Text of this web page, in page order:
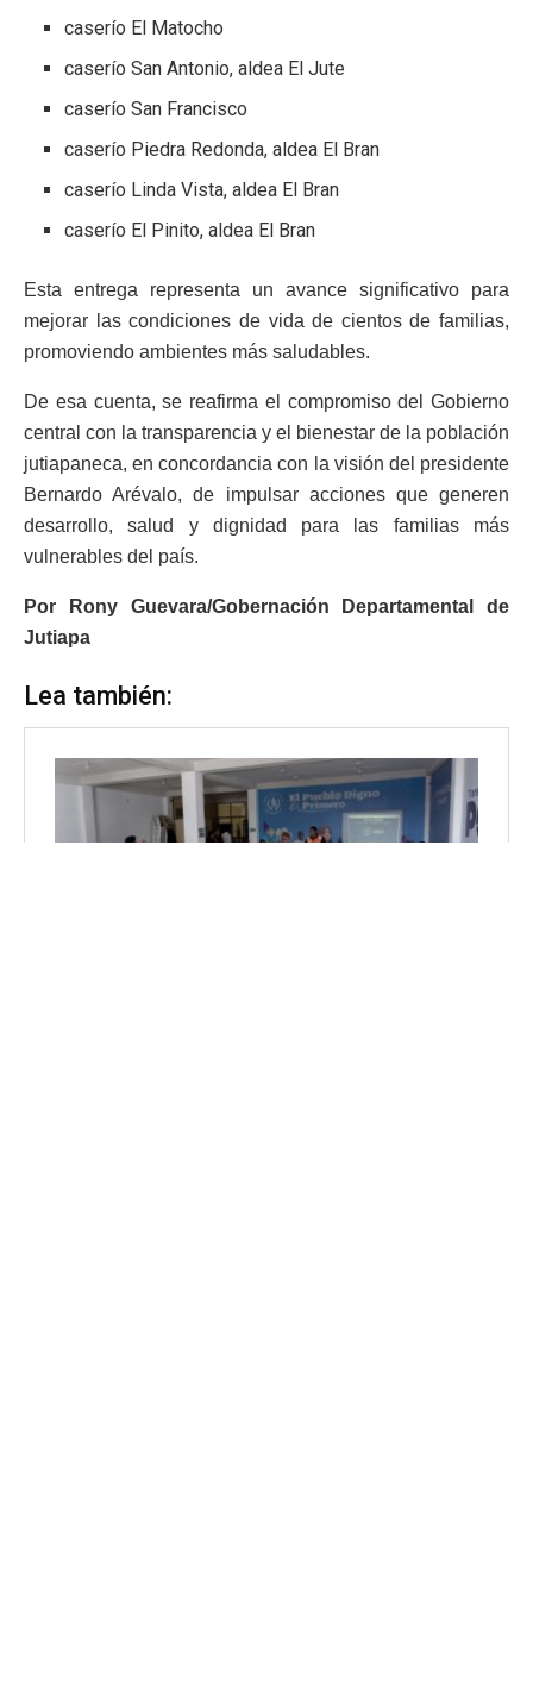
caserío El Matocho
caserío San Antonio, aldea El Jute
caserío San Francisco
caserío Piedra Redonda, aldea El Bran
caserío Linda Vista, aldea El Bran
caserío El Pinito, aldea El Bran
Esta entrega representa un avance significativo para
mejorar las condiciones de vida de cientos de familias,
promoviendo ambientes más saludables.
De esa cuenta, se reafirma el compromiso del Gobierno
central con la transparencia y el bienestar de la población
jutiapaneca, en concordancia con la visión del presidente
Bernardo Arévalo, de impulsar acciones que generen
desarrollo, salud y dignidad para las familias más
vulnerables del país.
Por Rony Guevara/Gobernación Departamental de
Jutiapa
Lea también: